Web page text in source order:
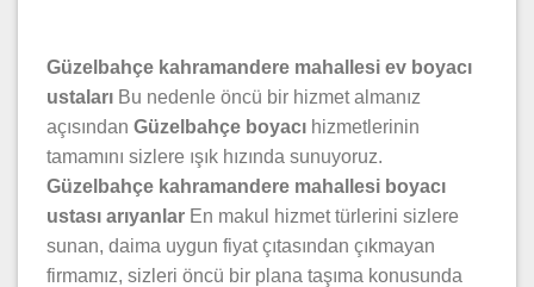
Güzelbahçe kahramandere mahallesi ev boyacı
ustaları Bu nedenle öncü bir hizmet almanız
açısından Güzelbahçe boyacı hizmetlerinin
tamamını sizlere ışık hızında sunuyoruz.
Güzelbahçe kahramandere mahallesi boyacı
ustası arıyanlar En makul hizmet türlerini sizlere
sunan, daima uygun fiyat çıtasından çıkmayan
firmamız, sizleri öncü bir plana taşıma konusunda